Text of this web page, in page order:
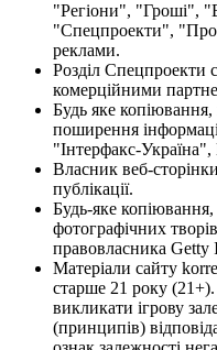
"Регіони", "Гроші",
"Спецпроекти",
реклами.
Розділ Спецпроекти
комерційними
Будь яке
поширення
"Інтерфакс-
Власник веб-
публікації.
Будь-яке
фотографічних
правовласника Getty
Матеріали сайту
старше 21 року
викликати ігрову
(принципів)